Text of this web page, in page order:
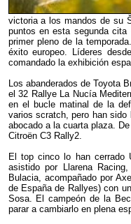
victoria a los mandos de su
puntos en esta segunda
primer pleno de la
éxito europeo. Líderes
comandado la exhibición
Los abanderados de Toyota
el 32 Rallye La Nucía
en el bucle matinal de la
varios scratch, pero han
abocado a la cuarta plaza.
Citroën C3 Rally2.
El top cinco lo han cerrado
asistido por Llarena
Bulacia, acompañado por
de España de Rallyes) con
Sosa. El campeón de la
parar a cambiarlo en plena